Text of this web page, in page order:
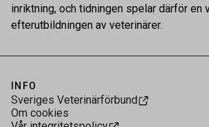
inriktning, och tidningen spelar därför en
efterutbildningen av veterinärer.
INFO
Sveriges Veterinärförbund
Om cookies